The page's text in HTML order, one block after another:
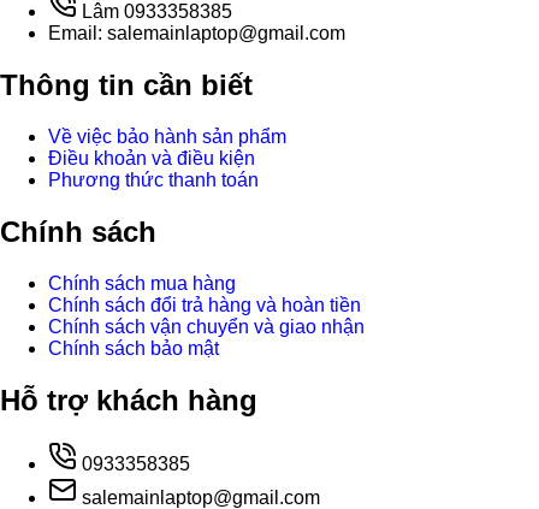
Lâm 0933358385
Email: salemainlaptop@gmail.com
Thông tin cần biết
Về việc bảo hành sản phẩm
Điều khoản và điều kiện
Phương thức thanh toán
Chính sách
Chính sách mua hàng
Chính sách đổi trả hàng và hoàn tiền
Chính sách vận chuyển và giao nhận
Chính sách bảo mật
Hỗ trợ khách hàng
0933358385
salemainlaptop@gmail.com